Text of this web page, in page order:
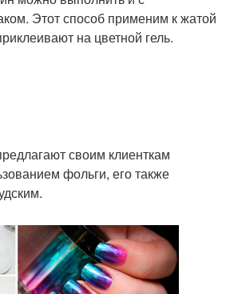
Этот способ применим к жатой
на цветной гель.
своим клиенткам
фольги, его также